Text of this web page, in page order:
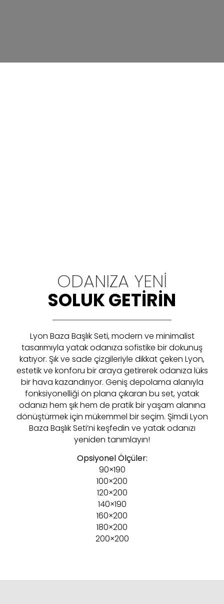
ODANIZA YENI
SOLUK GETIRIN
Lyon Baza Başlık Seti, modern ve minimalist
tasarımıyla yatak odanıza sofistike bir dokunuş
katıyor. Şık ve sade çizgileriyle dikkat çeken Lyon,
estetik ve konforu bir araya getirerek odanıza lüks
bir hava kazandırıyor. Geniş depolama alanıyla
fonksiyonelliği ön plana çıkaran bu set, yatak
odanızı hem şık hem de pratik bir yaşam alanına
dönüştürmek için mükemmel bir seçim. Şimdi Lyon
Baza Başlık Seti’ni keşfedin ve yatak odanızı
yeniden tanımlayın!
Opsiyonel Ölçüler:
90×190
100×200
120×200
140×190
160×200
180×200
200×200